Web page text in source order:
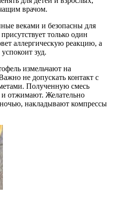
врачом.
веками и безопасны для
только один
аллергическую реакцию, а
зуд.
измельчают на
не допускать контакт с
Полученную смесь
отжимают. Желательно
накладывают компрессы